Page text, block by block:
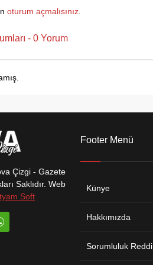
oturum açmalısınız.
- 0 Yorum
Çizgi - Gazete
Saklıdır. Web
Soft
Footer Menü
Künye
Hakkımızda
Sorumluluk Reddi